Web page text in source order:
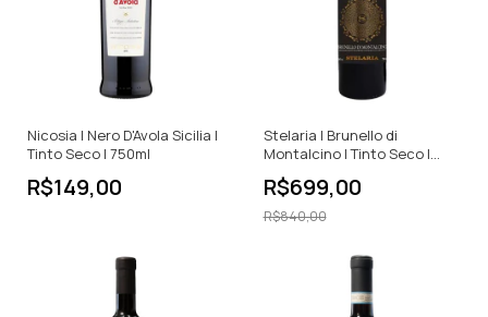
Nicosia | Nero D'Avola Sicilia |
Tinto Seco | 750ml
R$149,00
Stelaria | Brunello di
Montalcino | Tinto Seco |
DOCG | 750ml
R$699,00
R$840,00